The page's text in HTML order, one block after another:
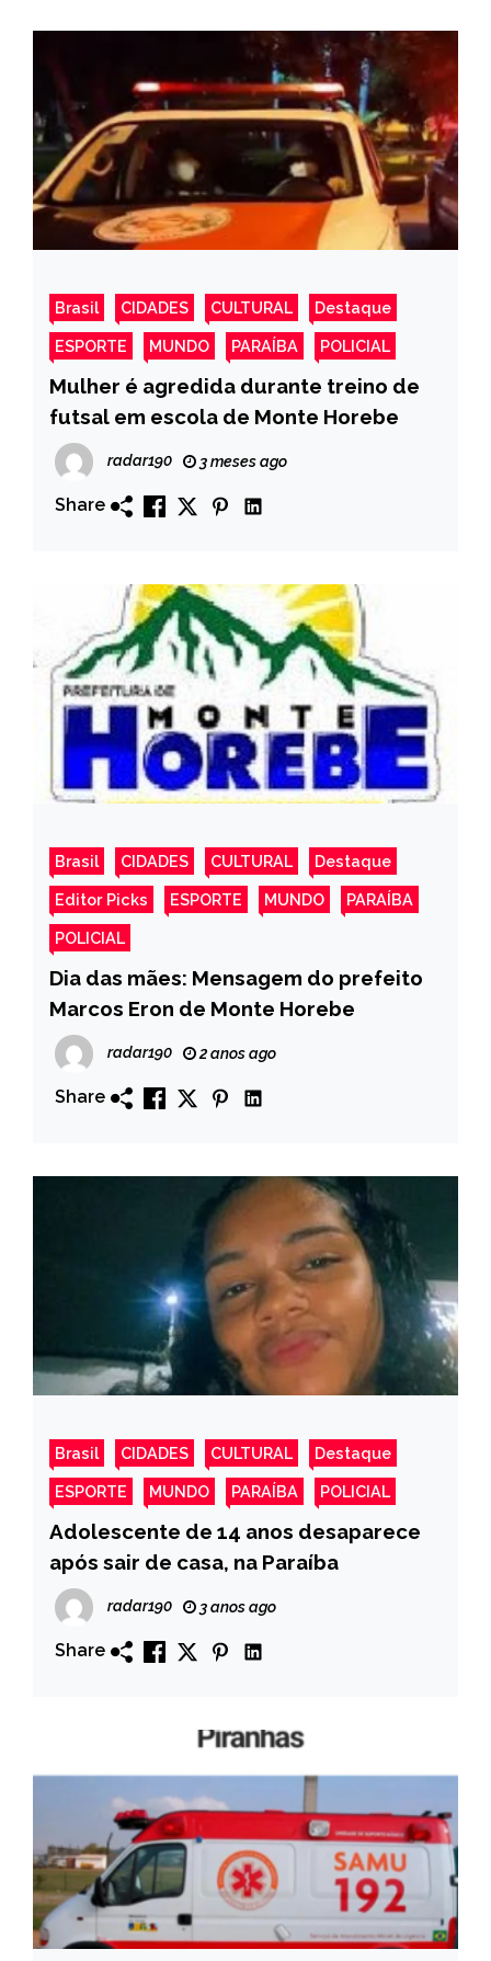
Brasil CIDADES CULTURAL Destaque
ESPORTE MUNDO PARAÍBA POLICIAL
Mulher é agredida durante treino de
futsal em escola de Monte Horebe
radar190 3 meses ago
Share
Brasil CIDADES CULTURAL Destaque
Editor Picks ESPORTE MUNDO PARAÍBA
POLICIAL
Dia das mães: Mensagem do prefeito
Marcos Eron de Monte Horebe
radar190 2 anos ago
Share
Brasil CIDADES CULTURAL Destaque
ESPORTE MUNDO PARAÍBA POLICIAL
Adolescente de 14 anos desaparece
após sair de casa, na Paraíba
radar190 3 anos ago
Share